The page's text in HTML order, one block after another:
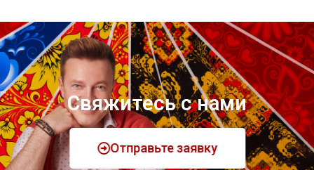
Свяжитесь с нами
Отправьте заявку